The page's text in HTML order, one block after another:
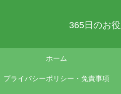
365日のお
ホーム
プライバシーポリシー・免責事項